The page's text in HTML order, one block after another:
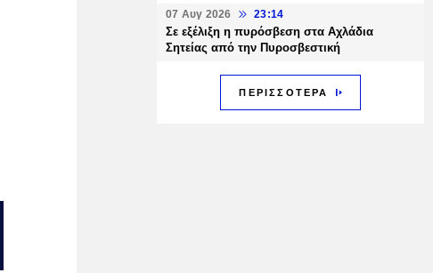
07 Αυγ 2026 23:14
Σε εξέλιξη η πυρόσβεση στα Αχλάδια
Σητείας από την Πυροσβεστική
ΠΕΡΙΣΣΟΤΕΡΑ